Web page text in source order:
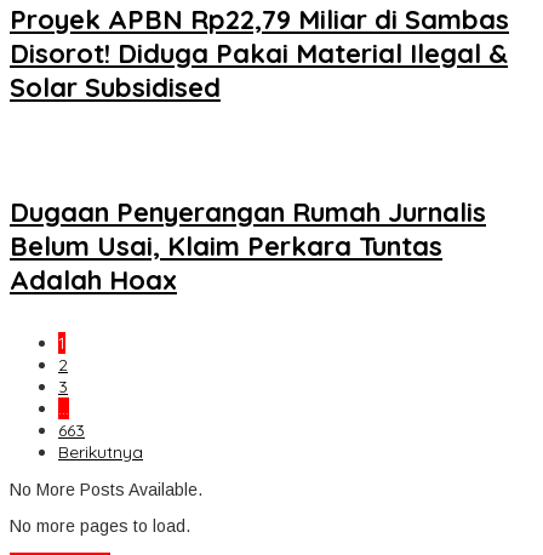
Proyek APBN Rp22,79 Miliar di Sambas
Disorot! Diduga Pakai Material Ilegal &
Solar Subsidised
Dugaan Penyerangan Rumah Jurnalis
Belum Usai, Klaim Perkara Tuntas
Adalah Hoax
1
2
3
…
663
Berikutnya
No More Posts Available.
No more pages to load.